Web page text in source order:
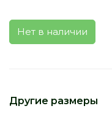
Нет в наличии
Другие размеры